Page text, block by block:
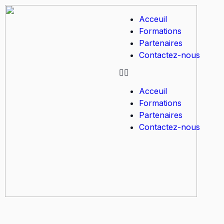
Acceuil
Formations
Partenaires
Contactez-nous
Acceuil
Formations
Partenaires
Contactez-nous